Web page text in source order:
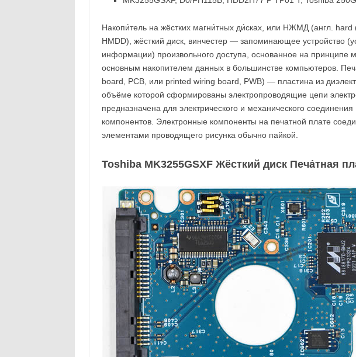
Накопи́тель на жёстких магни́тных ди́сках, или НЖМД (англ. hard
HMDD), жёсткий диск, винчестер — запоминающее устройство
информации) произвольного доступа, основанное на принципе
основным накопителем данных в большинстве компьютеров.
board, PCB, или printed wiring board, PWB) — пластина из
объёме которой сформированы электропроводящие цепи
предназначена для электрического и механического
компонентов. Электронные компоненты на печатной плате
элементами проводящего рисунка обычно пайкой.
Toshiba MK3255GSXF Жёсткий диск Печа́тная